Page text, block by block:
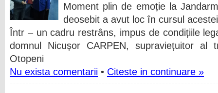
Moment plin de emoție la
deosebit a avut loc în cursul
Într – un cadru restrâns, impus de condițiile
domnul Nicușor CARPEN, supraviețuitor al
Otopeni
Nu exista comentarii • Citeste in continuare »